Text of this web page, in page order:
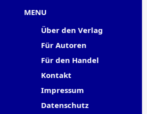
MENU
Über den Verlag
Für Autoren
Für den Handel
Kontakt
Impressum
Datenschutz